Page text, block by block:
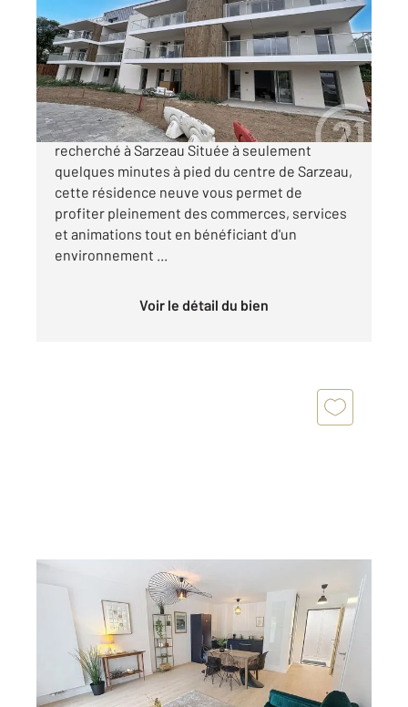
Ref : 13549
Appartement F2 à vendre
249 000 €
Devenez propriétaire dans un cadre de vie
recherché à Sarzeau Située à seulement
quelques minutes à pied du centre de Sarzeau,
cette résidence neuve vous permet de
profiter pleinement des commerces, services
et animations tout en bénéficiant d'un
environnement ...
Voir le détail du bien
68,44 m2, 3 pièces
Ref : 13540
Appartement F3 à vendre
404 000 €